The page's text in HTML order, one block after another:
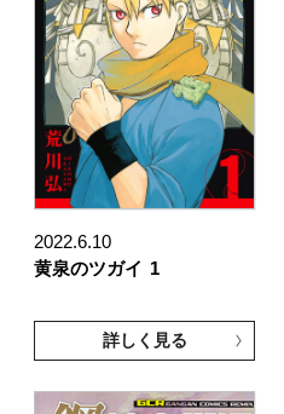
2022.6.10
黄泉のツガイ 1
詳しく見る